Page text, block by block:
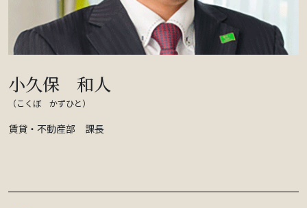
小久保 和人
（こくぼ かずひと）
賃貸・不動産部 課長